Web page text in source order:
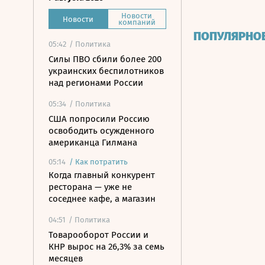
Новости Новости
компаний
05:42 / Политика
Силы ПВО сбили более 200
украинских беспилотников
над регионами России
05:34 / Политика
США попросили Россию
освободить осужденного
американца Гилмана
05:14 / Как потратить
Когда главный конкурент
ресторана — уже не
соседнее кафе, а магазин
04:51 / Политика
Товарооборот России и
КНР вырос на 26,3% за семь
месяцев